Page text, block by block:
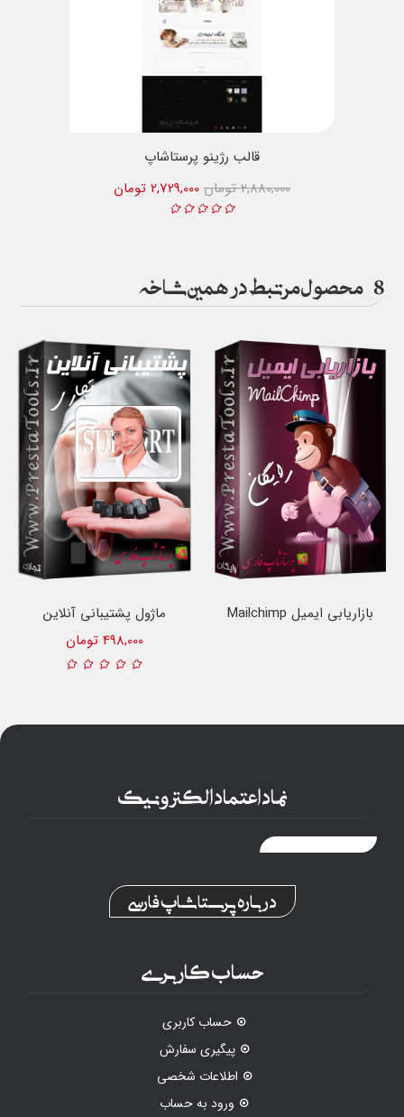
قالب رژینو پرستاشاپ
2,729,000 تومان
2,880,000 تومان
8 محصول مرتبط در همین شاخه
ماژول پشتیبانی آنلاین
498,000 تومان
بازاریابی ایمیل Mailchimp
نماد اعتماد الکترونیک
درباره پرستاشاپ فارسی
حساب کاربری
حساب کاربری
پیگیری سفارش
اطلاعات شخصی
ورود به حساب